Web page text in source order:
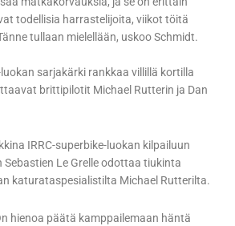
todellisia harrastelijoita, viikot töitä
tullaan mielellään, uskoo Schmidt.
sarjakärki rankkaa villillä kortilla
brittipilotit Michael Rutterin ja Dan
IRRC-superbike-luokan kilpailuun
Le Grelle odottaa tiukinta
katurataspesialistilta Michael Rutterilta.
hienoa päätä kamppailemaan häntä